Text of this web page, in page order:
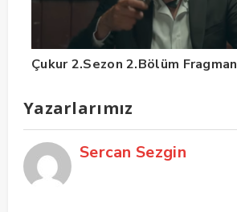
Çukur 2.Sezon 2.Bölüm Fragman
Yazarlarımız
Sercan Sezgin